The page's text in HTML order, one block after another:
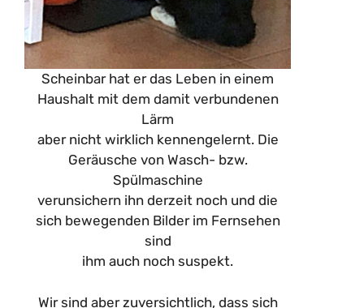
Scheinbar hat er das Leben in einem
Haushalt mit dem damit verbundenen
Lärm
aber nicht wirklich kennengelernt. Die
Geräusche von Wasch- bzw.
Spülmaschine
verunsichern ihn derzeit noch und die
sich bewegenden Bilder im Fernsehen
sind
ihm auch noch suspekt.
Wir sind aber zuversichtlich, dass sich